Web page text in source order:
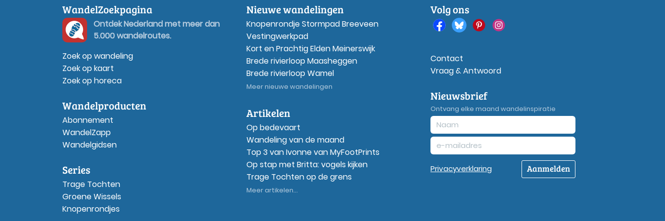
WandelZoekpagina
Ontdek Nederland met meer dan
5.000 wandelroutes.
Zoek op wandeling
Zoek op kaart
Zoek op horeca
Wandelproducten
Abonnement
WandelZapp
Wandelgidsen
Series
Trage Tochten
Groene Wissels
Knopenrondjes
Nieuwe wandelingen
Knopenrondje Stormpad Breeveen
Vestingwerkpad
Kort en Prachtig Elden Meinerswijk
Brede rivierloop Maasheggen
Brede rivierloop Wamel
Meer nieuwe wandelingen
Artikelen
Op bedevaart
Wandeling van de maand
Top 3 van Ivonne van MyFootPrints
Op stap met Britta: vogels kijken
Trage Tochten op de grens
Meer artikelen...
Volg ons
Contact
Vraag & Antwoord
Nieuwsbrief
Ontvang elke maand wandelinspiratie
Privacyverklaring Aanmelden